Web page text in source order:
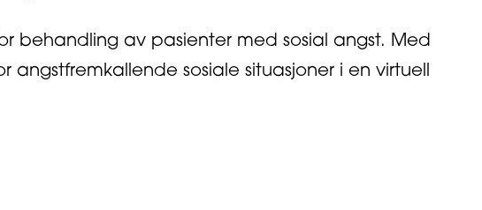
behandling av pasienter med sosial angst. Med
angstfremkallende sosiale situasjoner i en virtuell